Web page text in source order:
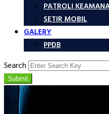
PATROLI
SETIR MOBIL
GALERY
PPDB
Search
Submit